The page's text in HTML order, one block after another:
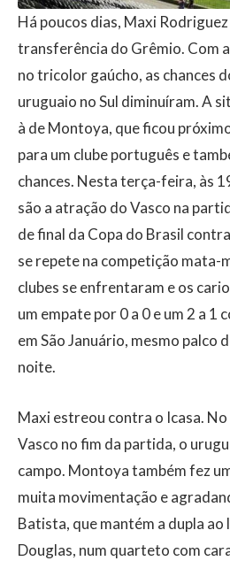
Há poucos dias, Maxi
transferência do Grêmio. Com
no tricolor gaúcho, as chances
uruguaio no Sul diminuíram. A
à de Montoya, que ficou
para um clube português e
chances. Nesta terça-feira, às
são a atração do Vasco na
de final da Copa do Brasil
se repete na competição mata-
clubes se enfrentaram e os
um empate por 0 a 0 e um 2 a 1
em São Januário, mesmo palco
noite.
Maxi estreou contra o Icasa.
Vasco no fim da partida, o
campo. Montoya também fez
muita movimentação e
Batista, que mantém a dupla ao
Douglas, num quarteto com